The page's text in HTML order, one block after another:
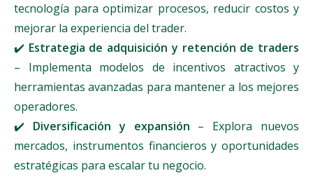
tecnología para optimizar procesos, reducir costos y
mejorar la experiencia del trader.
✔️ Estrategia de adquisición y retención de traders
– Implementa modelos de incentivos atractivos y
herramientas avanzadas para mantener a los mejores
operadores.
✔️ Diversificación y expansión – Explora nuevos
mercados, instrumentos financieros y oportunidades
estratégicas para escalar tu negocio.